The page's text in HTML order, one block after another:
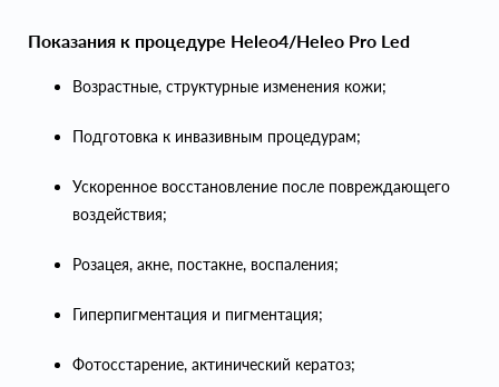
Показания к процедуре Heleo4/Heleo Pro Led
Возрастные, структурные изменения кожи;
Подготовка к инвазивным процедурам;
Ускоренное восстановление после повреждающего
воздействия;
Розацея, акне, постакне, воспаления;
Гиперпигментация и пигментация;
Фотоcстарение, актинический кератоз;